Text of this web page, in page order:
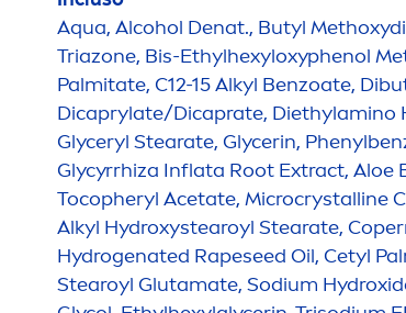
Aqua, Alcohol Denat., Butyl
Triazone, Bis-Ethylhexyloxyphenol
Palmitate, C12-15 Alkyl Benzoate,
Dicaprylate/Dicaprate, Diethylamino
Glyceryl Stearate, Glycerin,
Glycyrrhiza Inflata Root Extract, Aloe
Tocopheryl Acetate, Microcrystalline
Alkyl Hydroxystearoyl Stearate,
Hydrogenated Rapeseed Oil, Cetyl
Stearoyl Glutamate, Sodium Hydro